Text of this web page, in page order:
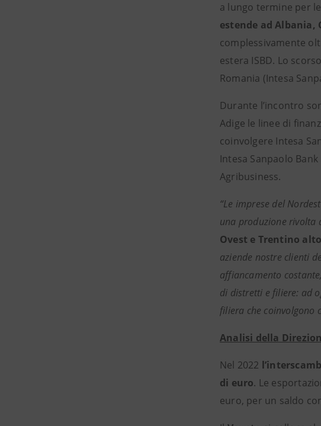
a lungo termine per
estende ad Albania,
complessivamente
estera ISBD. Lo
Romania (Intesa
Durante l’incontro
Adige le linee di
coinvolgere Intesa
Intesa Sanpaolo
Agribusiness.
“Le imprese del
una produzione rivolta
Ovest e Trentino
aziende nostre clienti
affiancamento
di distretti e filiere: ad
filiera che coinvolgono
Analisi della
Nel 2022
di euro. Le
euro, per un saldo